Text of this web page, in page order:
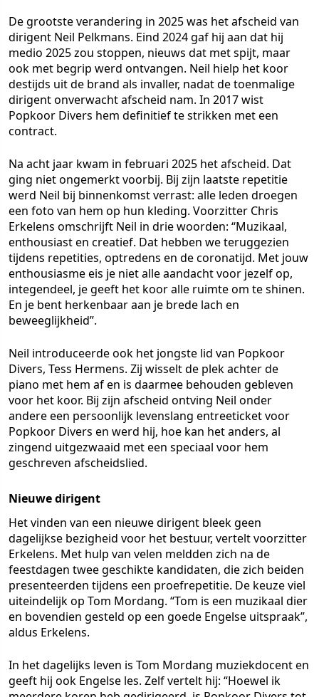
De grootste verandering in 2025 was het afscheid van
dirigent Neil Pelkmans. Eind 2024 gaf hij aan dat hij
medio 2025 zou stoppen, nieuws dat met spijt, maar
ook met begrip werd ontvangen. Neil hielp het koor
destijds uit de brand als invaller, nadat de toenmalige
dirigent onverwacht afscheid nam. In 2017 wist
Popkoor Divers hem definitief te strikken met een
contract.
Na acht jaar kwam in februari 2025 het afscheid. Dat
ging niet ongemerkt voorbij. Bij zijn laatste repetitie
werd Neil bij binnenkomst verrast: alle leden droegen
een foto van hem op hun kleding. Voorzitter Chris
Erkelens omschrijft Neil in drie woorden: “Muzikaal,
enthousiast en creatief. Dat hebben we teruggezien
tijdens repetities, optredens en de coronatijd. Met jouw
enthousiasme eis je niet alle aandacht voor jezelf op,
integendeel, je geeft het koor alle ruimte om te shinen.
En je bent herkenbaar aan je brede lach en
beweeglijkheid”.
Neil introduceerde ook het jongste lid van Popkoor
Divers, Tess Hermens. Zij wisselt de plek achter de
piano met hem af en is daarmee behouden gebleven
voor het koor. Bij zijn afscheid ontving Neil onder
andere een persoonlijk levenslang entreeticket voor
Popkoor Divers en werd hij, hoe kan het anders, al
zingend uitgezwaaid met een speciaal voor hem
geschreven afscheidslied.
Nieuwe dirigent
Het vinden van een nieuwe dirigent bleek geen
dagelijkse bezigheid voor het bestuur, vertelt voorzitter
Erkelens. Met hulp van velen meldden zich na de
feestdagen twee geschikte kandidaten, die zich beiden
presenteerden tijdens een proefrepetitie. De keuze viel
uiteindelijk op Tom Mordang. “Tom is een muzikaal dier
en bovendien gesteld op een goede Engelse uitspraak”,
aldus Erkelens.
In het dagelijks leven is Tom Mordang muziekdocent en
geeft hij ook Engelse les. Zelf vertelt hij: “Hoewel ik